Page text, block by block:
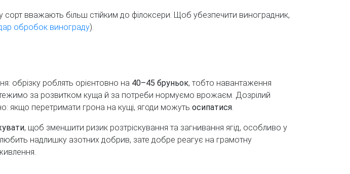
сорт вважають більш стійким до філоксери. Щоб убезпечити виноградник,
обробок винограду).
обрізку роблять орієнтовно на 40–45 бруньок, тобто навантаження
за розвитком куща й за потреби нормуємо врожаєм. Дозрілий
якщо перетримати грона на кущі, ягоди можуть осипатися.
, щоб зменшити ризик розтріскування та загнивання ягід, особливо у
надлишку азотних добрив, зате добре реагує на грамотну